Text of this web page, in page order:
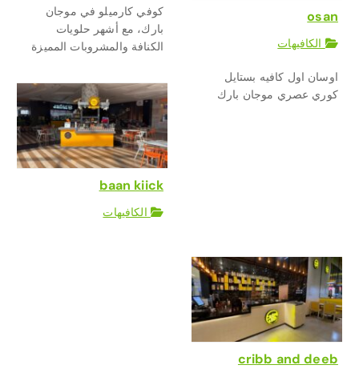
osan
الكافيهات
اوسان اول كافيه بستايل
كوري عصري موجان بارك
كوفي كارميلو في موجان
بارك، مع أشهر حلويات
الكنافة والمشروبات المميزة
baan kiick
الكافيهات
cribb and deeb